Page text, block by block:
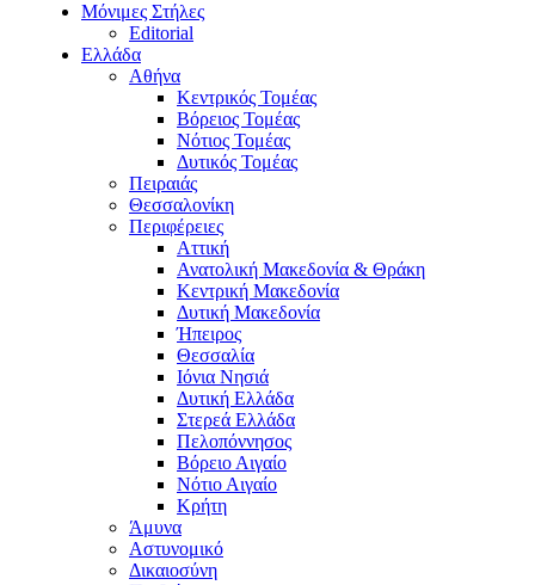
Μόνιμες Στήλες
Editorial
Ελλάδα
Αθήνα
Κεντρικός Τομέας
Βόρειος Τομέας
Νότιος Τομέας
Δυτικός Τομέας
Πειραιάς
Θεσσαλονίκη
Περιφέρειες
Αττική
Ανατολική Μακεδονία & Θράκη
Κεντρική Μακεδονία
Δυτική Μακεδονία
Ήπειρος
Θεσσαλία
Ιόνια Νησιά
Δυτική Ελλάδα
Στερεά Ελλάδα
Πελοπόννησος
Βόρειο Αιγαίο
Νότιο Αιγαίο
Κρήτη
Άμυνα
Αστυνομικό
Δικαιοσύνη